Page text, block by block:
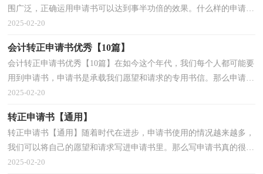
围广泛，正确运用申请书可以达到事半功倍的效果。什么样的申请书
才是合理的呢？以下是小编为大家整理的员工转正申...
2025-02-20
会计转正申请书优秀【10篇】
会计转正申请书优秀【10篇】在如今这个年代，我们每个人都可能要
用到申请书，申请书是承载我们愿望和请求的专用书信。那么申请书
应该怎么写才合适呢？以下是小编帮大家整理的会计...
2025-02-20
转正申请书【通用】
转正申请书【通用】随着时代在进步，申请书使用的情况越来越多，
我们可以将自己的愿望和请求写进申请书里。那么写申请书真的很难
吗？下面是小编为大家收集的转正申请书，仅供参考，大...
2025-02-20